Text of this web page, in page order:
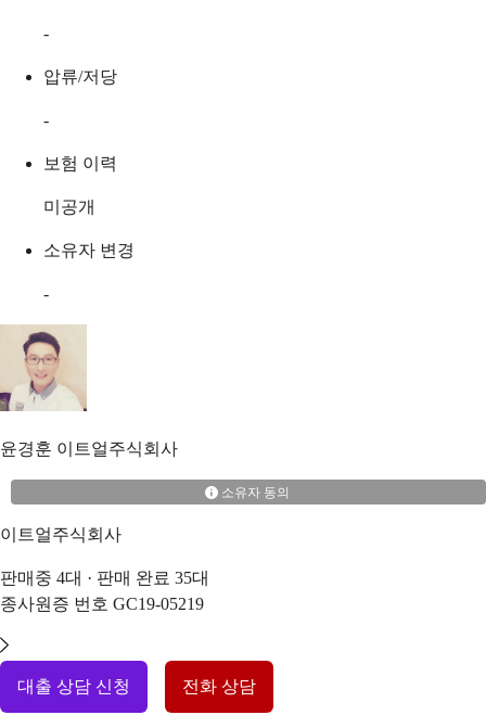
-
압류/저당
-
보험 이력
미공개
소유자 변경
-
윤경훈 이트얼주식회사
소유자 동의
이트얼주식회사
판매중 4대 · 판매 완료 35대
종사원증 번호 GC19-05219
대출 상담 신청 전화 상담